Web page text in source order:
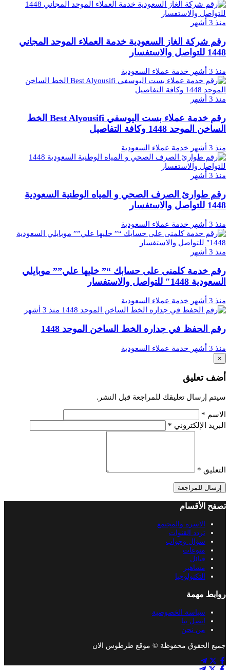
منذ 3 أشهر
رقم شركة الغاز السعودية خدمة العملاء الموحد المجاني
1448 للتواصل والاستفسار
منذ 3 أشهر خدمة عملاء السعودية
منذ 3 أشهر
رقم خدمة عملاء بست اليوسفي Best Alyousifi الخط
الساخن الموحد 1448 وكافة التفاصيل
منذ 3 أشهر خدمة عملاء السعودية
منذ 3 أشهر
رقم طوارئ الصرف الصحي و المياه الوطنية السعودية
1448 للتواصل والاستفسار
منذ 3 أشهر خدمة عملاء السعودية
منذ 3 أشهر
رقم خدمة كلمنى على حسابك “” خليها علي”” موبايلي
السعودية 1448″ للتواصل والاستفسار
منذ 3 أشهر
خدمة عملاء السعودية
منذ 3 أشهر
رقم الحفظ في جداره الخط الساخن الموحد 1448
منذ 3 أشهر خدمة عملاء السعودية
×
أضف تعليق
سيتم إرسال تعليقك للمراجعة قبل النشر.
الاسم *
البريد الإلكتروني *
التعليق *
إرسال للمراجعة
تصفح الأقسام
الاسرة والمجتمع
تردد القنوات
سؤال وجواب
منوعات
قبائل
مشاهير
التكنولوجيا
روابط مهمة
سياسة الخصوصية
اتصل بنا
من نحن
جميع الحقوق محفوظة © موقع طرطوس الان